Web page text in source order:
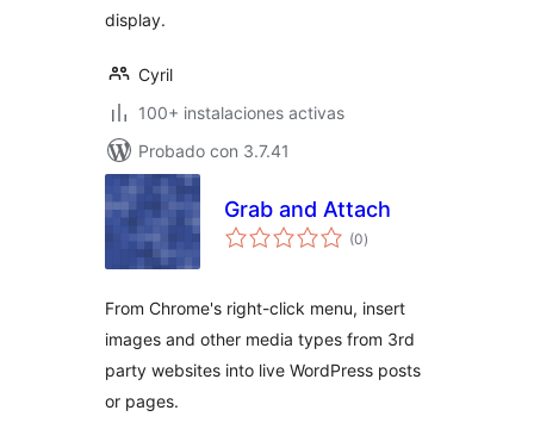
display.
Cyril
100+ instalaciones activas
Probado con 3.7.41
Grab and Attach
(0total
de
)
From Chrome's right-click menu, insert
images and other media types from 3rd
party websites into live WordPress posts
or pages.